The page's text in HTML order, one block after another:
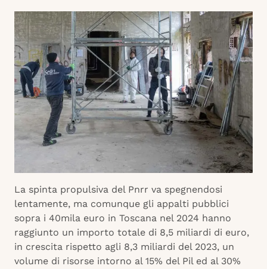
La spinta propulsiva del Pnrr va spegnendosi
lentamente, ma comunque gli appalti pubblici
sopra i 40mila euro in Toscana nel 2024 hanno
raggiunto un importo totale di 8,5 miliardi di euro,
in crescita rispetto agli 8,3 miliardi del 2023, un
volume di risorse intorno al 15% del Pil ed al 30%